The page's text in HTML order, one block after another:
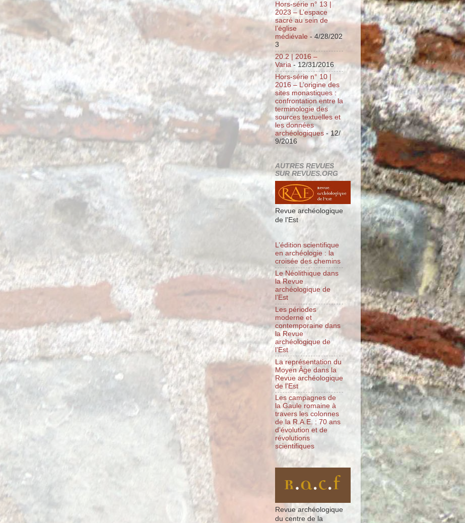
Hors-série n° 13 |
2023 – L’espace
sacré au sein de
l’église
médiévale - 4/28/202
3
20.2 | 2016 –
Varia - 12/31/2016
Hors-série n° 10 |
2016 – L’origine des
sites monastiques :
confrontation entre la
terminologie des
sources textuelles et
les données
archéologiques - 12/
9/2016
AUTRES REVUES
SUR REVUES.ORG
Revue archéologique
de l'Est
L’édition scientifique
en archéologie : la
croisée des chemins
Le Néolithique dans
la Revue
archéologique de
l’Est
Les périodes
moderne et
contemporaine dans
la Revue
archéologique de
l’Est
La représentation du
Moyen Âge dans la
Revue archéologique
de l’Est
Les campagnes de
la Gaule romaine à
travers les colonnes
de la R.A.E. : 70 ans
d’évolution et de
révolutions
scientifiques
Revue archéologique
du centre de la